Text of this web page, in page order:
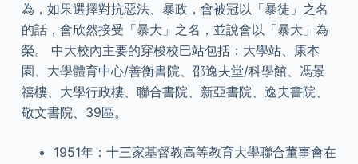
為，如果選擇對抗惡法、暴政，會被冠以「暴徒」之名
的話，會欣然接受「暴大」之名，並說會以「暴大」為
榮。 中大校內主要的穿梭校巴站包括：大學站、康本
園、大學體育中心/善衡書院、邵逸夫堂/科學館、馮景
禧樓、大學行政樓、聯合書院、新亞書院、逸夫書院、
敬文書院、39區。
1951年：十三家基督教高等教育大學聯合董事會在